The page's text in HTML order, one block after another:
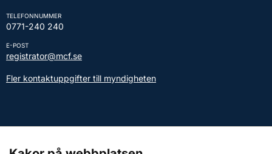
TELEFONNUMMER
0771-240 240
E-POST
registrator@mcf.se
Fler kontaktuppgifter till myndigheten